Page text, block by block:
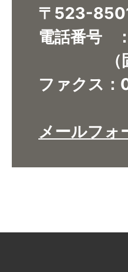
〒523-
電話番号
（固定
ファクス
メールフォ